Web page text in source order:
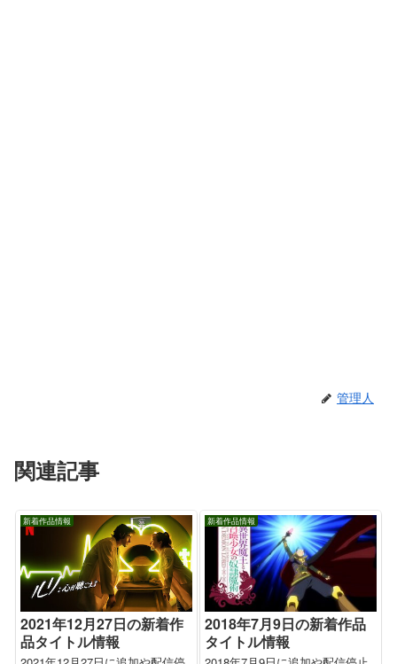
管理人
関連記事
新着作品情報
2021年12月27日の新着作
品タイトル情報
新着作品情報
2018年7月9日の新着作品
タイトル情報